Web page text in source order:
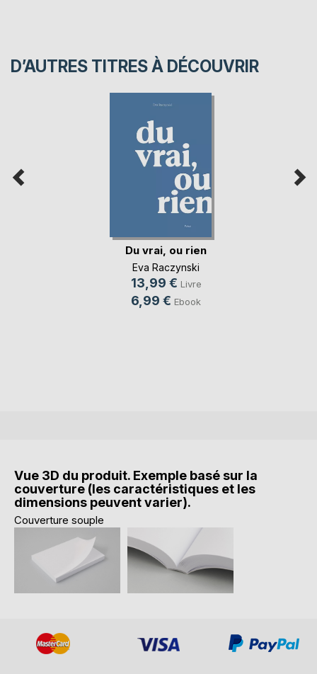
D’AUTRES TITRES À DÉCOUVRIR
Du vrai, ou rien
Eva Raczynski
13,99 € Livre
6,99 € Ebook
Vue 3D du produit. Exemple basé sur la
couverture (les caractéristiques et les
dimensions peuvent varier).
Couverture souple